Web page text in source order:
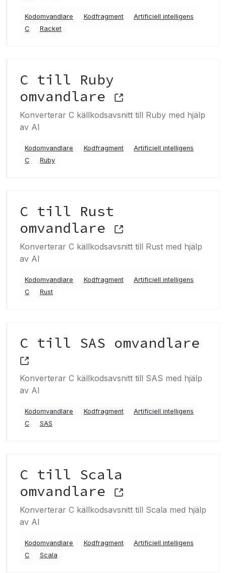
Kodomvandlare Kodfragment
Artificiell intelligens
C
Racket
C till Ruby
omvandlare
Konverterar C källkodsavsnitt till Ruby med hjälp
av AI
Kodomvandlare Kodfragment
Artificiell intelligens
C
Ruby
C till Rust
omvandlare
Konverterar C källkodsavsnitt till Rust med hjälp
av AI
Kodomvandlare Kodfragment
Artificiell intelligens
C
Rust
C till SAS omvandlare
Konverterar C källkodsavsnitt till SAS med hjälp
av AI
Kodomvandlare Kodfragment
Artificiell intelligens
C
SAS
C till Scala
omvandlare
Konverterar C källkodsavsnitt till Scala med hjälp
av AI
Kodomvandlare Kodfragment
Artificiell intelligens
C
Scala